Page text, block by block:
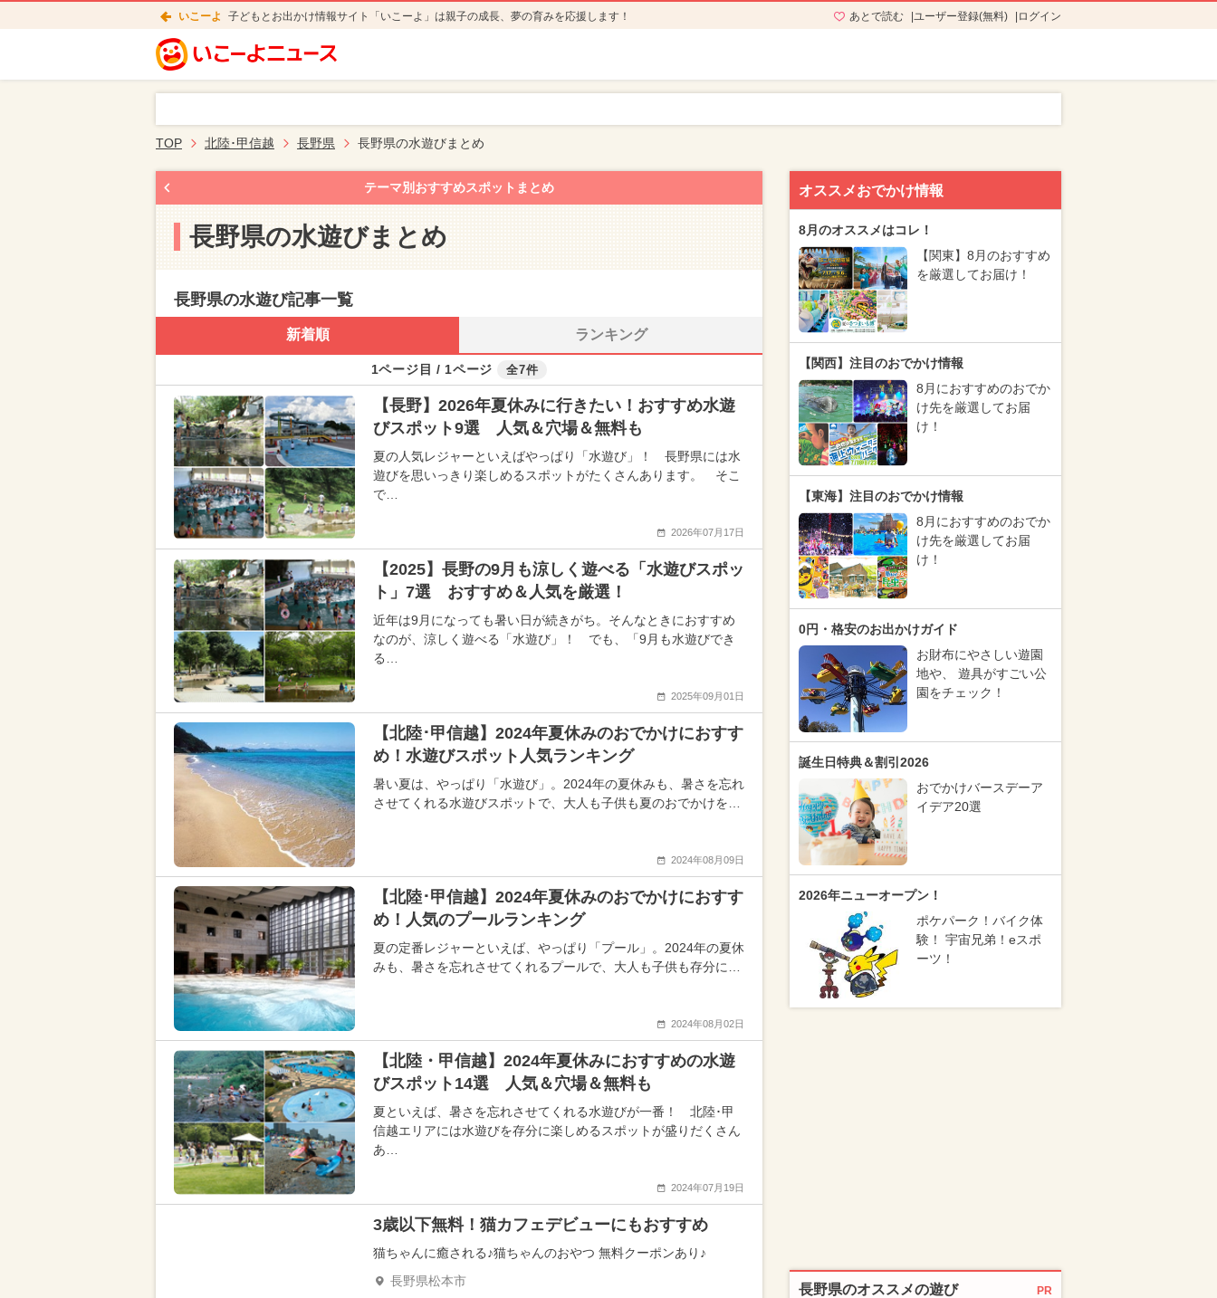
いこーよ 子どもとお出かけ情報サイト「いこーよ」は親子の成長、夢の育みを応援します！ あとで読む ユーザー登録(無料) ログイン
TOP 北陸･甲信越 長野県 長野県の水遊びまとめ
テーマ別おすすめスポットまとめ
長野県の水遊びまとめ
長野県の水遊び記事一覧
新着順 ランキング
1ページ目 / 1ページ 全7件
【長野】2026年夏休みに行きたい！おすすめ水遊
びスポット9選 人気＆穴場＆無料も
夏の人気レジャーといえばやっぱり「水遊び」！ 長野県には水
遊びを思いっきり楽しめるスポットがたくさんあります。 そこ
で…
2026年07月17日
【2025】長野の9月も涼しく遊べる「水遊びスポッ
ト」7選 おすすめ＆人気を厳選！
近年は9月になっても暑い日が続きがち。そんなときにおすすめ
なのが、涼しく遊べる「水遊び」！ でも、「9月も水遊びでき
る…
2025年09月01日
【北陸･甲信越】2024年夏休みのおでかけにおすす
め！水遊びスポット人気ランキング
暑い夏は、やっぱり「水遊び」。2024年の夏休みも、暑さを忘れ
させてくれる水遊びスポットで、大人も子供も夏のおでかけを…
2024年08月09日
【北陸･甲信越】2024年夏休みのおでかけにおすす
め！人気のプールランキング
夏の定番レジャーといえば、やっぱり「プール」。2024年の夏休
みも、暑さを忘れさせてくれるプールで、大人も子供も存分に…
2024年08月02日
【北陸・甲信越】2024年夏休みにおすすめの水遊
びスポット14選 人気＆穴場＆無料も
夏といえば、暑さを忘れさせてくれる水遊びが一番！ 北陸･甲
信越エリアには水遊びを存分に楽しめるスポットが盛りだくさん
あ…
2024年07月19日
3歳以下無料！猫カフェデビューにもおすすめ
猫ちゃんに癒される♪猫ちゃんのおやつ 無料クーポンあり♪
長野県松本市
オススメおでかけ情報
8月のオススメはコレ！
【関東】8月のおすすめ
を厳選してお届け！
【関西】注目のおでかけ情報
8月におすすめのおでか
け先を厳選してお届
け！
【東海】注目のおでかけ情報
8月におすすめのおでか
け先を厳選してお届
け！
0円・格安のお出かけガイド
お財布にやさしい遊園
地や、 遊具がすごい公
園をチェック！
誕生日特典＆割引2026
おでかけバースデーア
イデア20選
2026年ニューオープン！
ポケパーク！バイク体
験！ 宇宙兄弟！eスポ
ーツ！
長野県のオススメの遊び PR